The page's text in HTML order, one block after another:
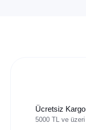
Ücretsiz Kargo
5000 TL ve üzeri